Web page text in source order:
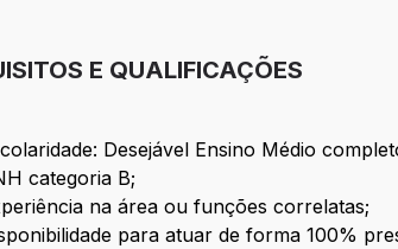
E QUALIFICAÇÕES
Desejável Ensino Médio
categoria B;
na área ou funções correlatas;
para atuar de forma 100%